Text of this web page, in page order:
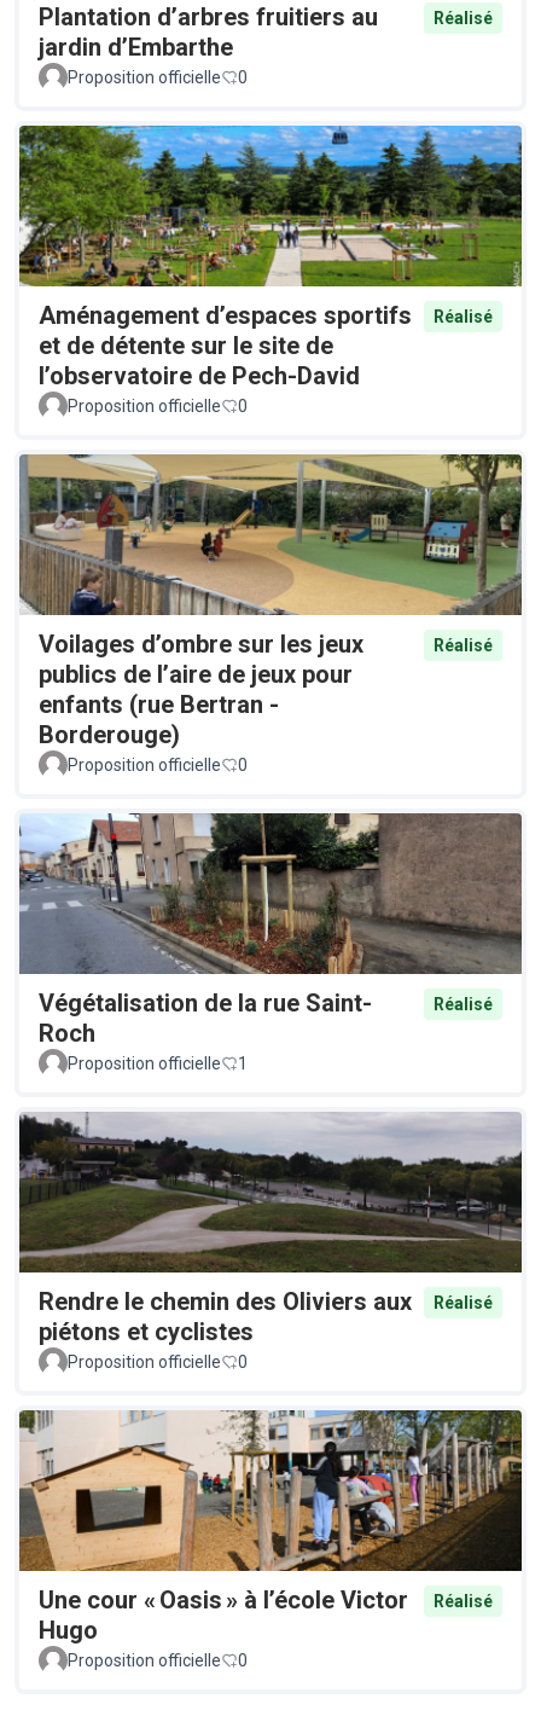
Plantation d’arbres fruitiers au
jardin d’Embarthe
Réalisé
Proposition officielle 0
Aménagement d’espaces sportifs
et de détente sur le site de
l’observatoire de Pech-David
Réalisé
Proposition officielle 0
Voilages d’ombre sur les jeux
publics de l’aire de jeux pour
enfants (rue Bertran -
Borderouge)
Réalisé
Proposition officielle 0
Végétalisation de la rue Saint-
Roch
Réalisé
Proposition officielle 1
Rendre le chemin des Oliviers aux
piétons et cyclistes
Réalisé
Proposition officielle 0
Une cour « Oasis » à l’école Victor
Hugo
Réalisé
Proposition officielle 0